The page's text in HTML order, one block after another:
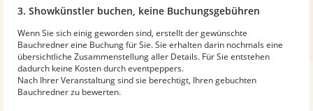
3. Showkünstler buchen, keine Buchungsgebühren
Wenn Sie sich einig geworden sind, erstellt der gewünschte
Bauchredner eine Buchung für Sie. Sie erhalten darin nochmals eine
übersichtliche Zusammenstellung aller Details. Für Sie entstehen
dadurch keine Kosten durch eventpeppers.
Nach Ihrer Veranstaltung sind sie berechtigt, Ihren gebuchten
Bauchredner zu bewerten.